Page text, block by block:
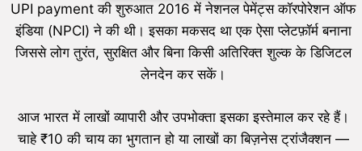
UPI payment की शुरुआत 2016 में नेशनल पेमेंट्स कॉरपोरेशन ऑफ
इंडिया (NPCI) ने की थी। इसका मकसद था एक ऐसा प्लेटफ़ॉर्म बनाना
जिससे लोग तुरंत, सुरक्षित और बिना किसी अतिरिक्त शुल्क के डिजिटल
लेनदेन कर सकें।
आज भारत में लाखों व्यापारी और उपभोक्ता इसका इस्तेमाल कर रहे हैं।
चाहे ₹10 की चाय का भुगतान हो या लाखों का बिज़नेस ट्रांजैक्शन —